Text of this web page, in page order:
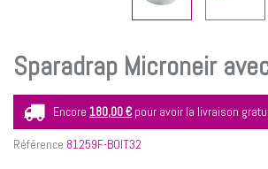
Sparadrap Microneir
Encore 180,00 € pour avoir la livraison
Référence 81259F-BOIT32